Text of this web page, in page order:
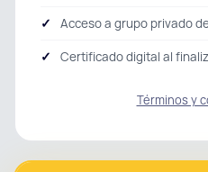
Acceso a grupo privado
Certificado digital al
Términos y